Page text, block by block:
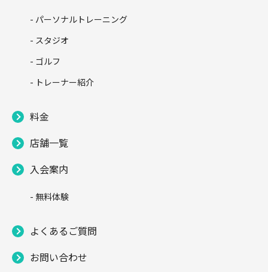
- パーソナルトレーニング
- スタジオ
- ゴルフ
- トレーナー紹介
料金
店舗一覧
入会案内
- 無料体験
よくあるご質問
お問い合わせ